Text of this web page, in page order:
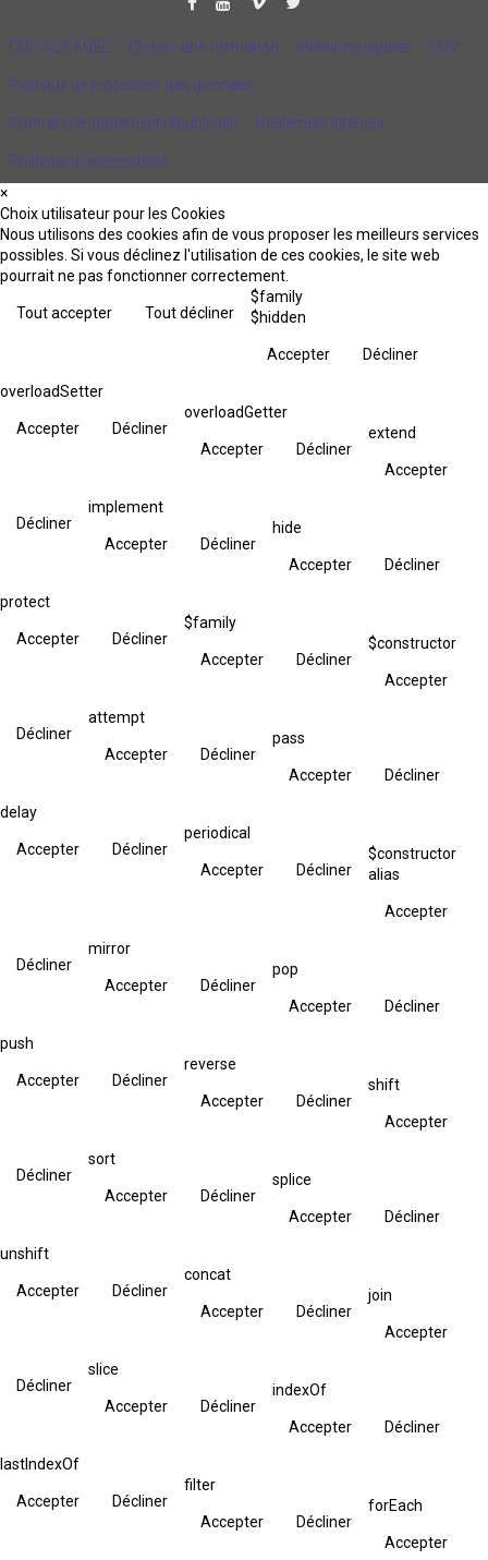
CQP ALS AGEE Choisir une formation Mentions légales CGV
Politique de protection des données
Contrat d'engagement républicain Règlement intérieur
Politique d’accessibilité
×
Choix utilisateur pour les Cookies
Nous utilisons des cookies afin de vous proposer les meilleurs services
possibles. Si vous déclinez l'utilisation de ces cookies, le site web
pourrait ne pas fonctionner correctement.
Tout accepter Tout décliner
$family
$hidden
Accepter Décliner
overloadSetter
Accepter Décliner
overloadGetter
Accepter Décliner
extend
Accepter
Décliner
implement
Accepter Décliner
hide
Accepter Décliner
protect
Accepter Décliner
$family
Accepter Décliner
$constructor
Accepter
Décliner
attempt
Accepter Décliner
pass
Accepter Décliner
delay
Accepter Décliner
periodical
Accepter Décliner
$constructor
alias
Accepter
Décliner
mirror
Accepter Décliner
pop
Accepter Décliner
push
Accepter Décliner
reverse
Accepter Décliner
shift
Accepter
Décliner
sort
Accepter Décliner
splice
Accepter Décliner
unshift
Accepter Décliner
concat
Accepter Décliner
join
Accepter
Décliner
slice
Accepter Décliner
indexOf
Accepter Décliner
lastIndexOf
Accepter Décliner
filter
Accepter Décliner
forEach
Accepter